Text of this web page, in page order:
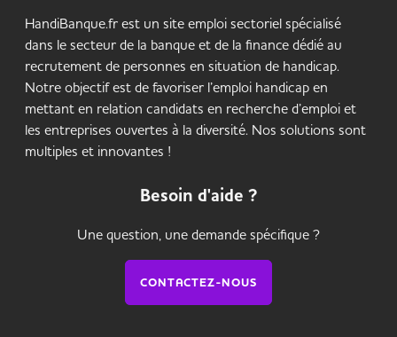
HandiBanque.fr est un site emploi sectoriel spécialisé
dans le secteur de la banque et de la finance dédié au
recrutement de personnes en situation de handicap.
Notre objectif est de favoriser l’emploi handicap en
mettant en relation candidats en recherche d’emploi et
les entreprises ouvertes à la diversité. Nos solutions sont
multiples et innovantes !
Besoin d'aide ?
Une question, une demande spécifique ?
CONTACTEZ-NOUS